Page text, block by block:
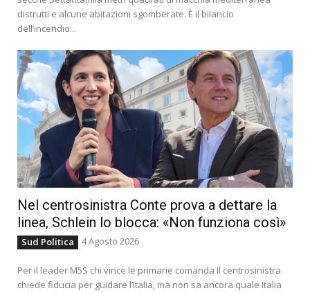
distrutti e alcune abitazioni sgomberate. È il bilancio
dell’incendio...
Nel centrosinistra Conte prova a dettare la
linea, Schlein lo blocca: «Non funziona così»
Sud Politica 4 Agosto 2026
Per il leader M5S chi vince le primarie comanda Il centrosinistra
chiede fiducia per guidare l’Italia, ma non sa ancora quale Italia